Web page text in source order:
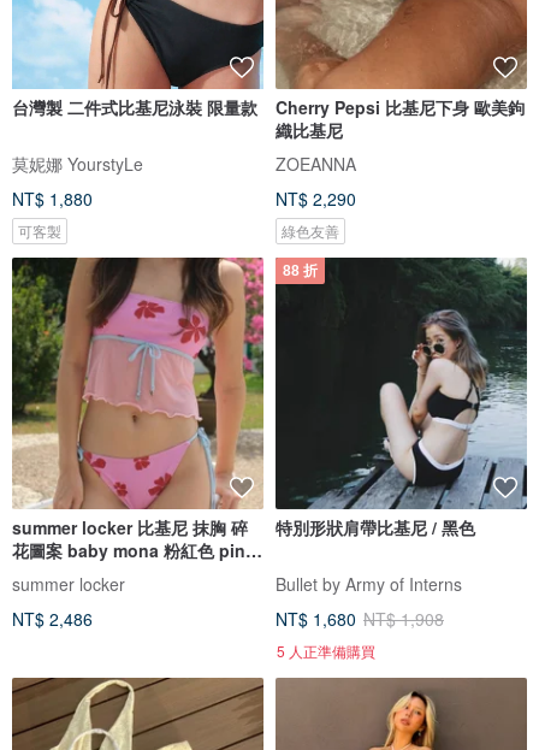
台灣製 二件式比基尼泳裝 限量款
莫妮娜 YourstyLe
NT$ 1,880
可客製
Cherry Pepsi 比基尼下身 歐美鉤
織比基尼
ZOEANNA
NT$ 2,290
綠色友善
summer locker 比基尼 抹胸 碎
花圖案 baby mona 粉紅色 pink
summer locker
NT$ 2,486
88 折
特別形狀肩帶比基尼 / 黑色
Bullet by Army of Interns
NT$ 1,680 NT$ 1,908
5 人正準備購買